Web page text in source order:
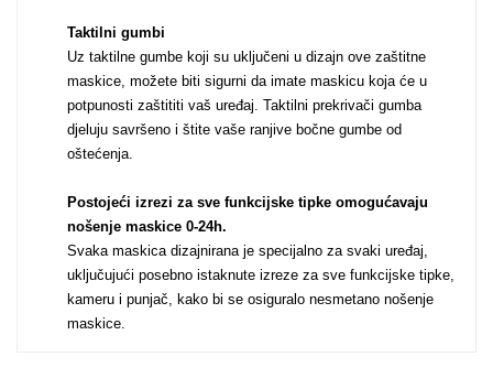
Taktilni gumbi
Uz taktilne gumbe koji su uključeni u dizajn ove zaštitne
maskice, možete biti sigurni da imate maskicu koja će u
potpunosti zaštititi vaš uređaj. Taktilni prekrivači gumba
djeluju savršeno i štite vaše ranjive bočne gumbe od
oštećenja.
Postojeći izrezi za sve funkcijske tipke omogućavaju
nošenje maskice 0-24h.
Svaka maskica dizajnirana je specijalno za svaki uređaj,
uključujući posebno istaknute izreze za sve funkcijske tipke,
kameru i punjač, kako bi se osiguralo nesmetano nošenje
maskice.
Svijet životinja Auto - Moto motivi
Mandale / Cvjetni
motivi
Citati & Stihovi